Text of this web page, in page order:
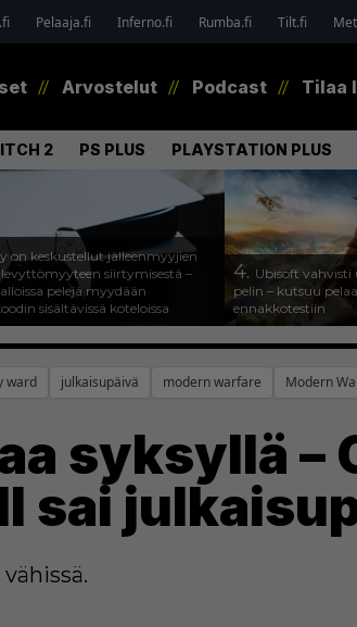
Pelaaja.fi Inferno.fi Rumba.fi Tilt.fi
Arvostelut Podcast Tilaa
2 PS PLUS PLAYSTATION PLUS
on keskustellut jälleenmyyjien
levyttömyyteen siirtymisestä –
pelejä myydään
sisältävissä koteloissa
4. Ubisoft vahvisti
pelin – kutsuu
ennakkotestiin
ward julkaisupäivä modern warfare Modern
syksyllä –
sai